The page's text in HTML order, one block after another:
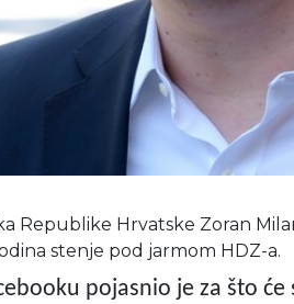
Republike Hrvatske Zoran
stenje pod jarmom HDZ-a.
pojasnio je za što